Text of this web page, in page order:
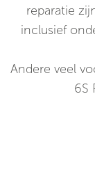
reparatie
inclusief
Andere veel
6S